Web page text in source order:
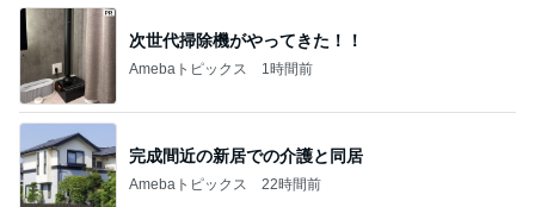
次世代掃除機がやってきた！！
Amebaトピックス 1時間前
完成間近の新居での介護と同居
Amebaトピックス 22時間前